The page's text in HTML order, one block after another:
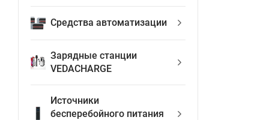
Средства автоматизации
Зарядные станции
VEDACHARGE
Источники
бесперебойного питания